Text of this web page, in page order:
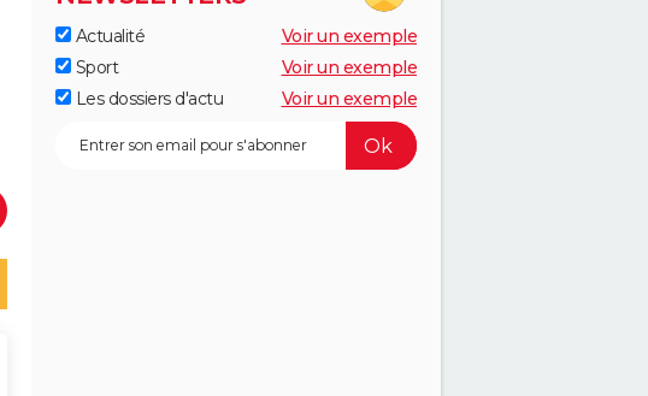
Actualité
Voir un exemple
Sport
Voir un exemple
Les dossiers d'actu
Voir un exemple